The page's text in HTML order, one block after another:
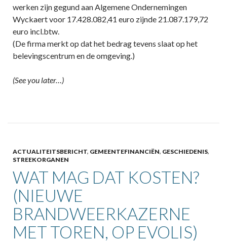
werken zijn gegund aan Algemene Ondernemingen
Wyckaert voor 17.428.082,41 euro zijnde 21.087.179,72
euro incl.btw.
(De firma merkt op dat het bedrag tevens slaat op het
belevingscentrum en de omgeving.)
(See you later…)
ACTUALITEITSBERICHT, GEMEENTEFINANCIËN, GESCHIEDENIS,
STREEKORGANEN
WAT MAG DAT KOSTEN?
(NIEUWE
BRANDWEERKAZERNE
MET TOREN, OP EVOLIS)